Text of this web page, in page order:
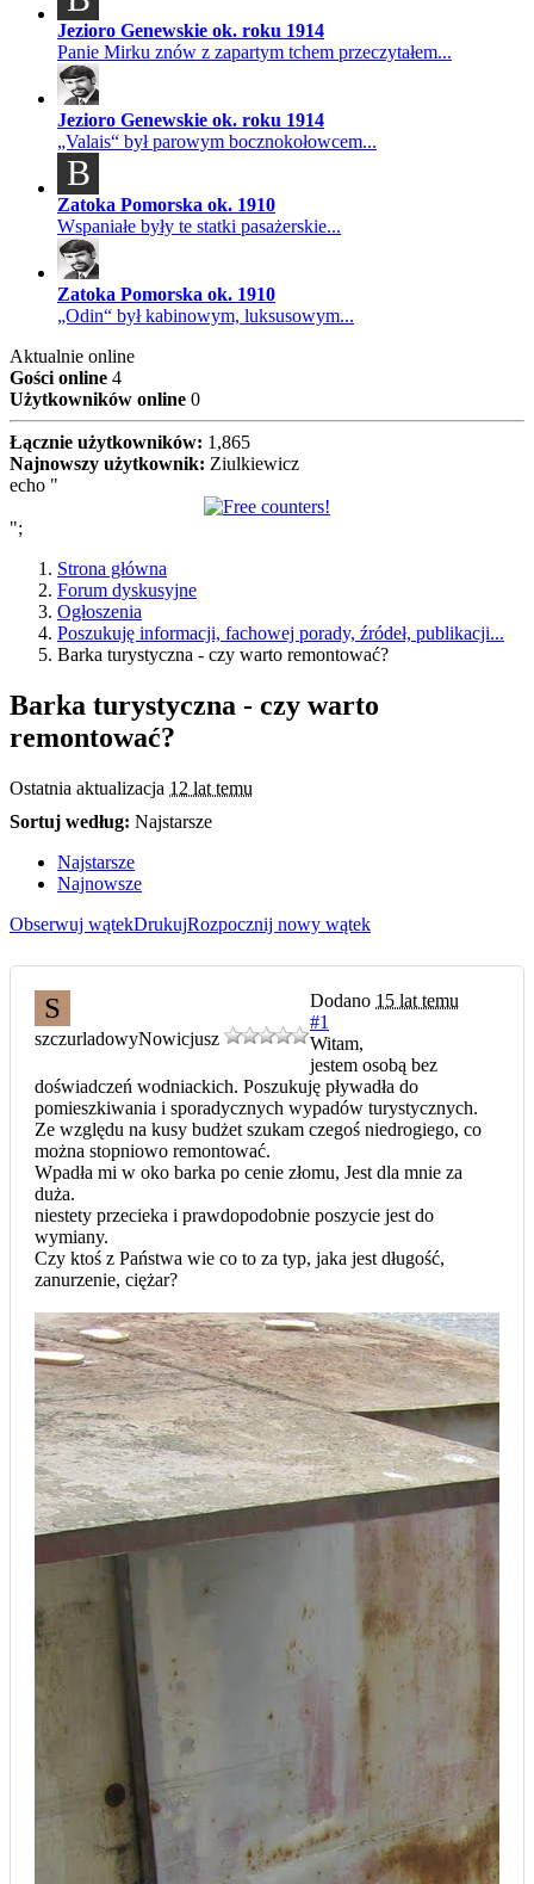
Jezioro Genewskie ok. roku 1914
Panie Mirku znów z zapartym tchem przeczytałem...
Jezioro Genewskie ok. roku 1914
„Valais“ był parowym bocznokołowcem...
B
Zatoka Pomorska ok. 1910
Wspaniałe były te statki pasażerskie...
Zatoka Pomorska ok. 1910
„Odin“ był kabinowym, luksusowym...
Aktualnie online
Gości online 4
Użytkowników online 0
Łącznie użytkowników: 1,865
Najnowszy użytkownik: Ziulkiewicz
echo "
";
Strona główna
Forum dyskusyjne
Ogłoszenia
Poszukuję informacji, fachowej porady, źródeł, publikacji...
Barka turystyczna - czy warto remontować?
Barka turystyczna - czy warto
remontować?
Ostatnia aktualizacja 12 lat temu
Sortuj według: Najstarsze
Najstarsze
Najnowsze
Obserwuj wątekDrukujRozpocznij nowy wątek
S
szczurladowyNowicjusz
Dodano 15 lat temu
#1
Witam,
jestem osobą bez
doświadczeń wodniackich. Poszukuję pływadła do
pomieszkiwania i sporadycznych wypadów turystycznych.
Ze względu na kusy budżet szukam czegoś niedrogiego, co
można stopniowo remontować.
Wpadła mi w oko barka po cenie złomu, Jest dla mnie za
duża.
niestety przecieka i prawdopodobnie poszycie jest do
wymiany.
Czy ktoś z Państwa wie co to za typ, jaka jest długość,
zanurzenie, ciężar?